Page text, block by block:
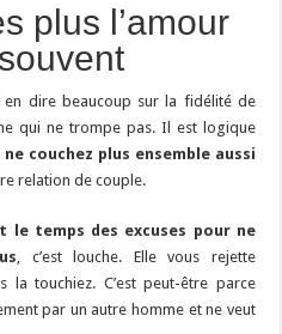
plus l’amour
en dire beaucoup sur la fidélité de
qui ne trompe pas. Il est logique
ne couchez plus ensemble aussi
relation de couple.
temps des excuses pour ne
, c’est louche. Elle vous rejette
la touchiez. C’est peut-être parce
par un autre homme et ne veut